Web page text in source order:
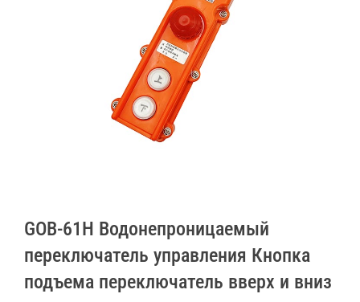
GOB-61H Водонепроницаемый
переключатель управления Кнопка
подъема переключатель вверх и вниз